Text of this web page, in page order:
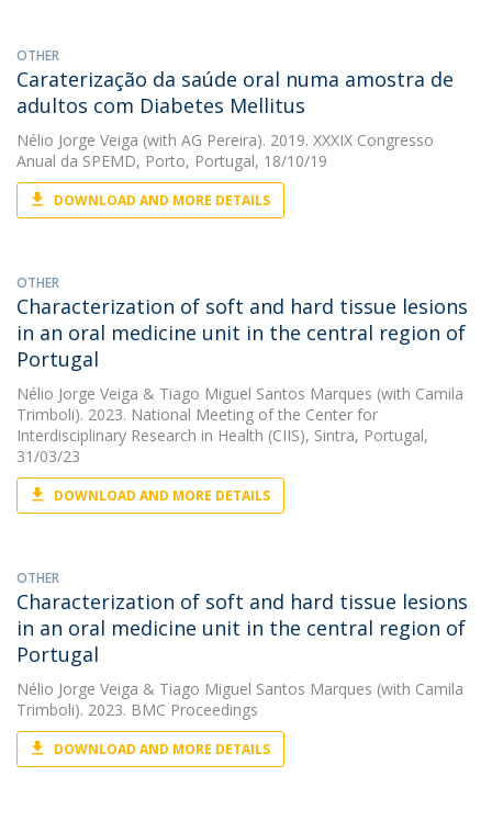
OTHER
Caraterização da saúde oral numa amostra de
adultos com Diabetes Mellitus
Nélio Jorge Veiga (with AG Pereira). 2019. XXXIX Congresso
Anual da SPEMD, Porto, Portugal, 18/10/19
DOWNLOAD AND MORE DETAILS
OTHER
Characterization of soft and hard tissue lesions
in an oral medicine unit in the central region of
Portugal
Nélio Jorge Veiga & Tiago Miguel Santos Marques (with Camila
Trimboli). 2023. National Meeting of the Center for
Interdisciplinary Research in Health (CIIS), Sintra, Portugal,
31/03/23
DOWNLOAD AND MORE DETAILS
OTHER
Characterization of soft and hard tissue lesions
in an oral medicine unit in the central region of
Portugal
Nélio Jorge Veiga & Tiago Miguel Santos Marques (with Camila
Trimboli). 2023. BMC Proceedings
DOWNLOAD AND MORE DETAILS